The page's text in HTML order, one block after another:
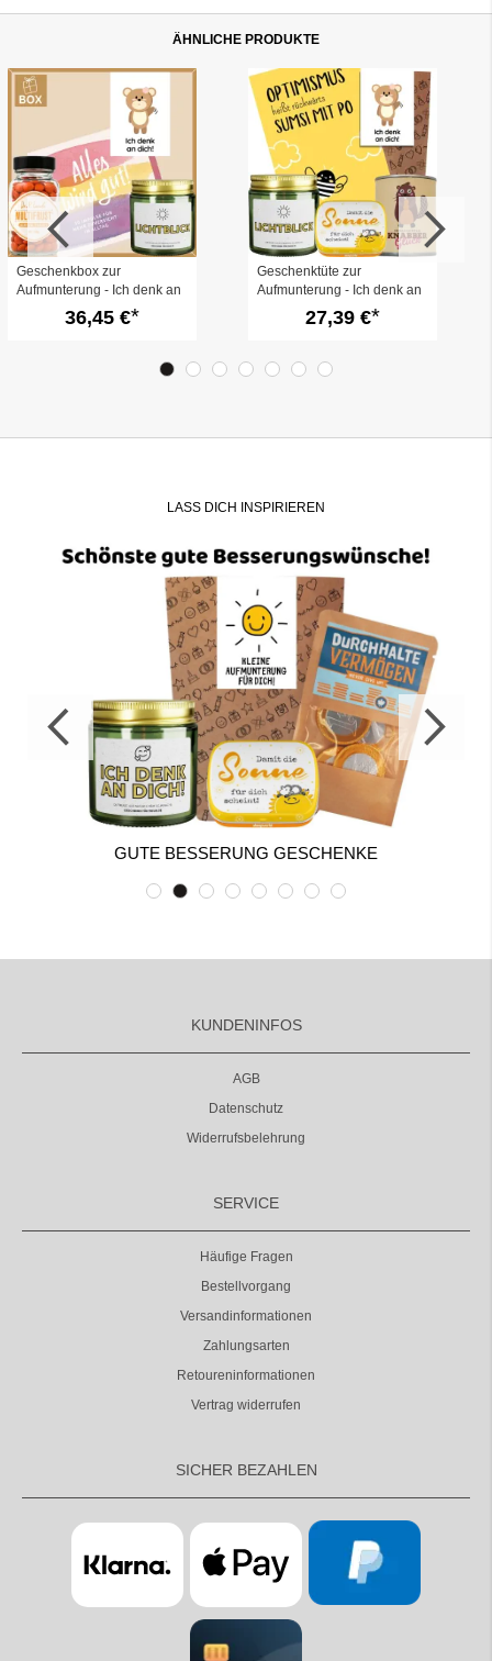
ÄHNLICHE PRODUKTE
Geschenkbox zur
Aufmunterung - Ich denk an
dich! (Set 4)36,45 €
Geschenktüte zur
Aufmunterung - Ich denk an
dich! (Set 3)27,39 €
LASS DICH INSPIRIEREN
GUTE BESSERUNG GESCHENKE
KUNDENINFOS
AGB
Datenschutz
Widerrufsbelehrung
SERVICE
Häufige Fragen
Bestellvorgang
Versandinformationen
Zahlungsarten
Retoureninformationen
Vertrag widerrufen
SICHER BEZAHLEN